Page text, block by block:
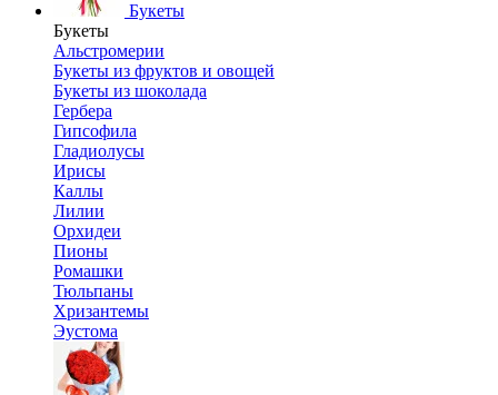
Букеты
Букеты
Альстромерии
Букеты из фруктов и овощей
Букеты из шоколада
Гербера
Гипсофила
Гладиолусы
Ирисы
Каллы
Лилии
Орхидеи
Пионы
Ромашки
Тюльпаны
Хризантемы
Эустома